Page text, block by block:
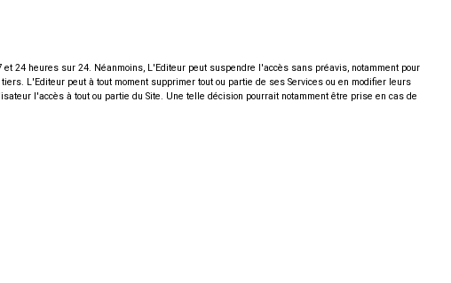
24 heures sur 24. Néanmoins, L'Editeur peut suspendre l'accès sans préavis, notamment pour
L'Editeur peut à tout moment supprimer tout ou partie de ses Services ou en modifier leurs
l'accès à tout ou partie du Site. Une telle décision pourrait notamment être prise en cas de